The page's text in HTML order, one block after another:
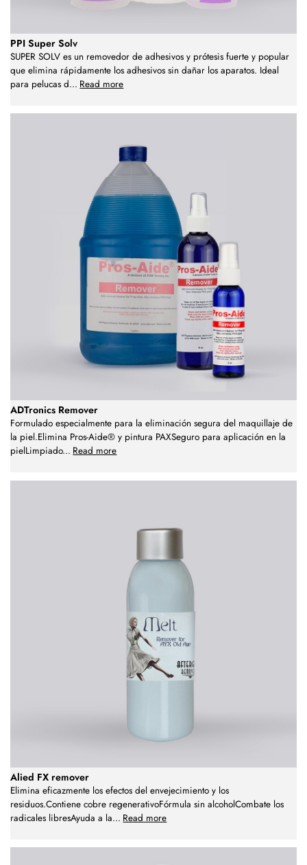
PPI Super Solv
SUPER SOLV es un removedor de adhesivos y prótesis fuerte y popular
que elimina rápidamente los adhesivos sin dañar los aparatos. Ideal
para pelucas d... Read more
ADTronics Remover
Formulado especialmente para la eliminación segura del maquillaje de
la piel.Elimina Pros-Aide® y pintura PAXSeguro para aplicación en la
pielLimpiado... Read more
Alied FX remover
Elimina eficazmente los efectos del envejecimiento y los
residuos.Contiene cobre regenerativoFórmula sin alcoholCombate los
radicales libresAyuda a la... Read more